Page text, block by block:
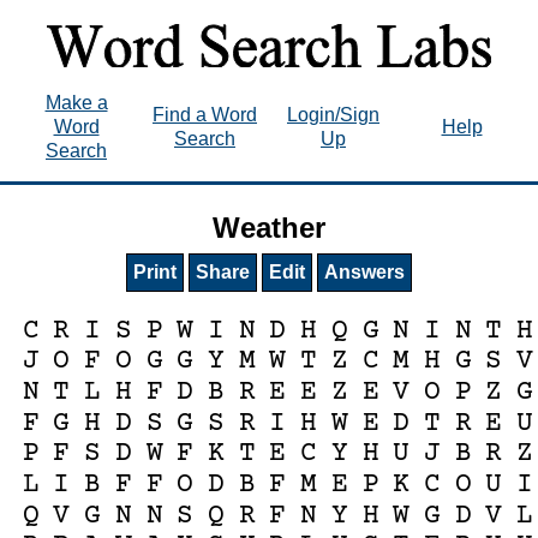
Make a
Word
Search
Find a Word
Search
Login/Sign
Up
Help
Weather
Print Share Edit Answers
C R I S P W I N D H Q G N I N T H
J O F O G G Y M W T Z C M H G S V
N T L H F D B R E E Z E V O P Z G
F G H D S G S R I H W E D T R E U
P F S D W F K T E C Y H U J B R Z
L I B F F O D B F M E P K C O U I
Q V G N N S Q R F N Y H W G D V L